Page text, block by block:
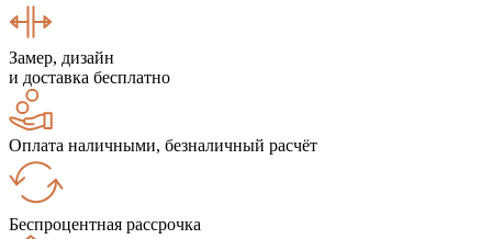
Замер, дизайн
и доставка бесплатно
Оплата наличными, безналичный расчёт
Беспроцентная рассрочка